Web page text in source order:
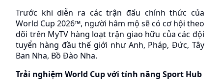
Trước khi diễn ra các trận đấu chính thức của
World Cup 2026™, người hâm mộ sẽ có cơ hội theo
dõi trên MyTV hàng loạt trận giao hữu của các đội
tuyển hàng đầu thế giới như Anh, Pháp, Đức, Tây
Ban Nha, Bồ Đào Nha.
Trải nghiệm World Cup với tính năng Sport Hub